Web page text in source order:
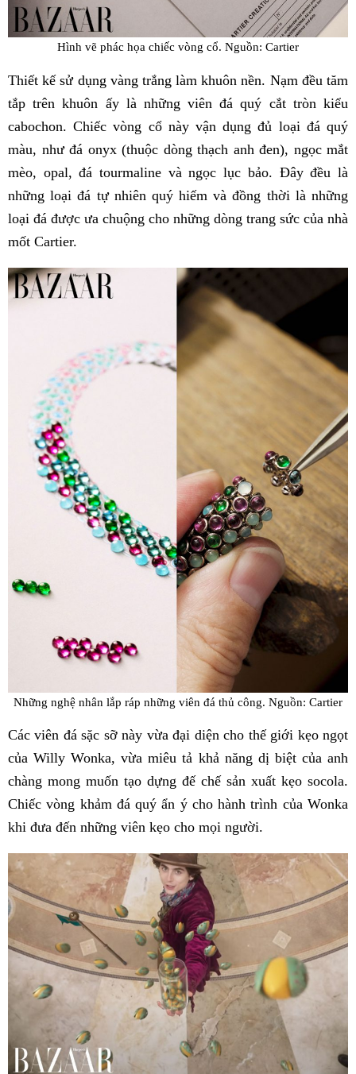
Hình vẽ phác họa chiếc vòng cổ. Nguồn: Cartier
Thiết kế sử dụng vàng trắng làm khuôn nền. Nạm đều tăm
tắp trên khuôn ấy là những viên đá quý cắt tròn kiểu
cabochon. Chiếc vòng cổ này vận dụng đủ loại đá quý
màu, như đá onyx (thuộc dòng thạch anh đen), ngọc mắt
mèo, opal, đá tourmaline và ngọc lục bảo. Đây đều là
những loại đá tự nhiên quý hiếm và đồng thời là những
loại đá được ưa chuộng cho những dòng trang sức của nhà
mốt Cartier.
Những nghệ nhân lắp ráp những viên đá thủ công. Nguồn: Cartier
Các viên đá sặc sỡ này vừa đại diện cho thế giới kẹo ngọt
của Willy Wonka, vừa miêu tả khả năng dị biệt của anh
chàng mong muốn tạo dựng đế chế sản xuất kẹo socola.
Chiếc vòng khảm đá quý ẩn ý cho hành trình của Wonka
khi đưa đến những viên kẹo cho mọi người.